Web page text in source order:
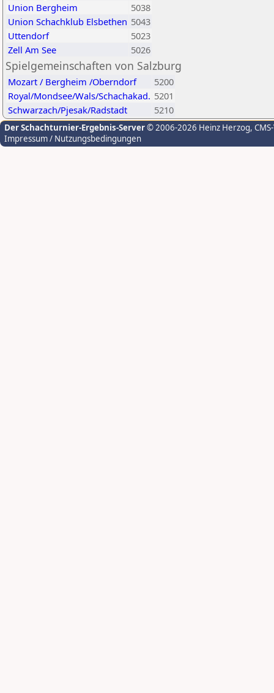
Union Bergheim
5038
Union Schachklub Elsbethen 5043
Uttendorf
5023
Zell Am See
5026
Spielgemeinschaften von Salzburg
Mozart / Bergheim /Oberndorf
5200
Royal/Mondsee/Wals/Schachakad. 5201
Schwarzach/Pjesak/Radstadt
5210
Der Schachturnier-Ergebnis-Server© 2006-2026 Heinz Herzog,
Impressum / Nutzungsbedingungen